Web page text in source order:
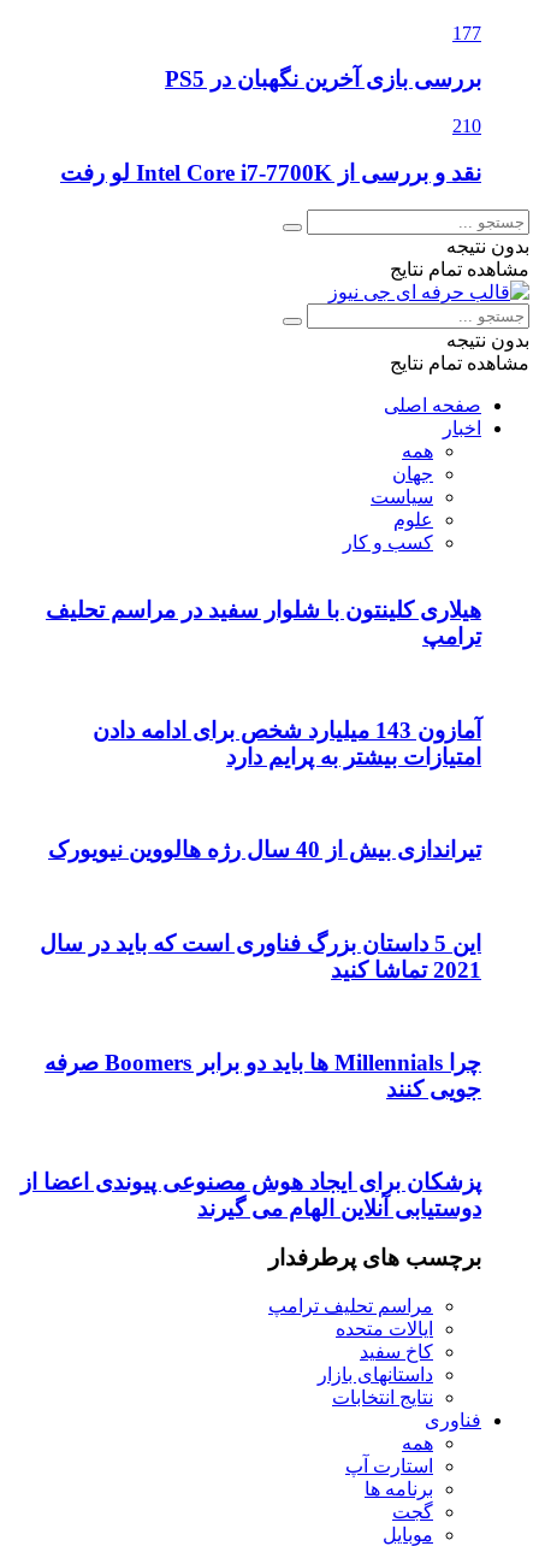
177
بررسی بازی آخرین نگهبان در PS5
210
نقد و بررسی از Intel Core i7-7700K لو رفت
بدون نتیجه
مشاهده تمام نتایج
بدون نتیجه
مشاهده تمام نتایج
صفحه اصلی
اخبار
همه
جهان
سیاست
علوم
کسب و کار
هیلاری کلینتون با شلوار سفید در مراسم تحلیف
ترامپ
آمازون 143 میلیارد شخص برای ادامه دادن
امتیازات بیشتر به پرایم دارد
تیراندازی بیش از 40 سال رژه هالووین نیویورک
این 5 داستان بزرگ فناوری است که باید در سال
2021 تماشا کنید
چرا Millennials ها باید دو برابر Boomers صرفه
جویی کنند
پزشکان برای ایجاد هوش مصنوعی پیوندی اعضا از
دوستیابی آنلاین الهام می گیرند
برچسب های پرطرفدار
مراسم تحلیف ترامپ
ایالات متحده
کاخ سفید
داستانهای بازار
نتایج انتخابات
فناوری
همه
استارت آپ
برنامه ها
گجت
موبایل